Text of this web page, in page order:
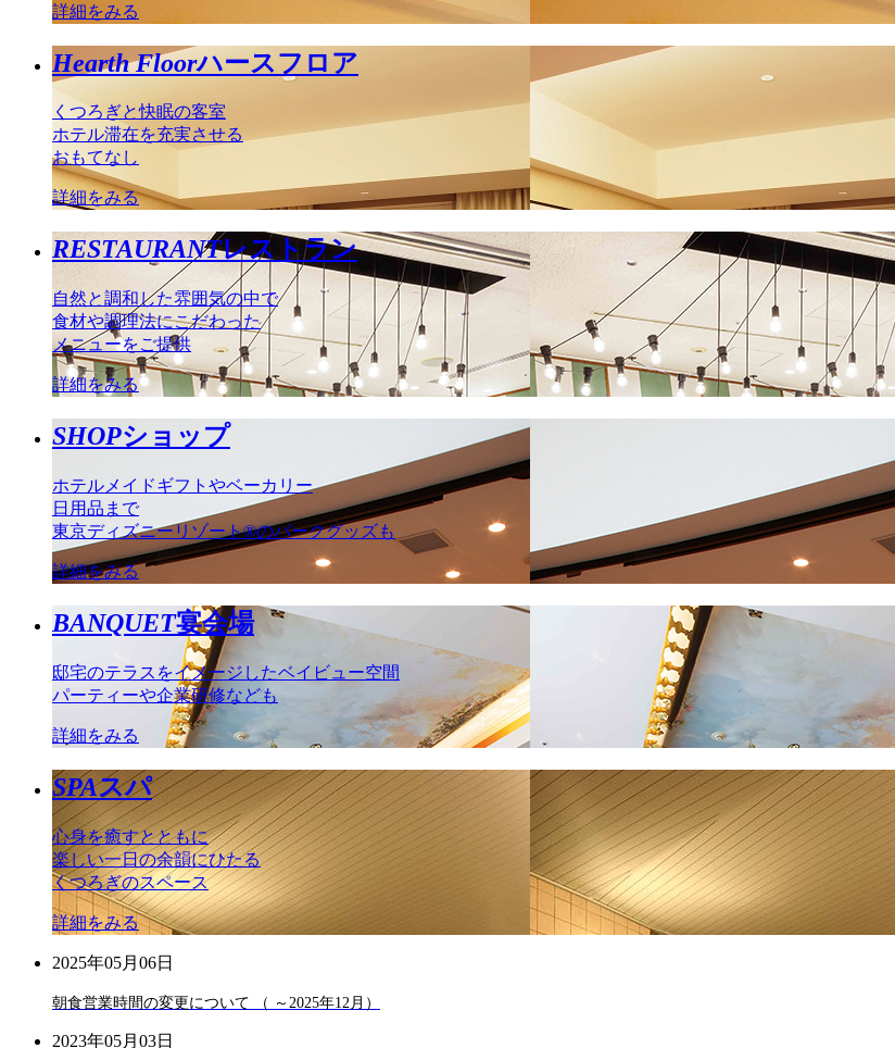
詳細をみる
Hearth Floorハースフロア
くつろぎと快眠の客室
ホテル滞在を充実させる
おもてなし
詳細をみる
RESTAURANTレストラン
自然と調和した雰囲気の中で
食材や調理法にこだわった
メニューをご提供
詳細をみる
SHOPショップ
ホテルメイドギフトやベーカリー
日用品まで
東京ディズニーリゾート®のパークグッズも
詳細をみる
BANQUET宴会場
邸宅のテラスをイメージしたベイビュー空間
パーティーや企業研修なども
詳細をみる
SPAスパ
心身を癒すとともに
楽しい一日の余韻にひたる
くつろぎのスペース
詳細をみる
2025年05月06日
朝食営業時間の変更について （ ～2025年12月）
2023年05月03日